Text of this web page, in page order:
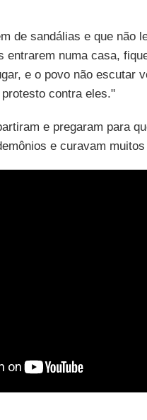
de sandálias e que não
entrarem numa casa,
e o povo não escutar
contra eles."
e pregaram para
e curavam